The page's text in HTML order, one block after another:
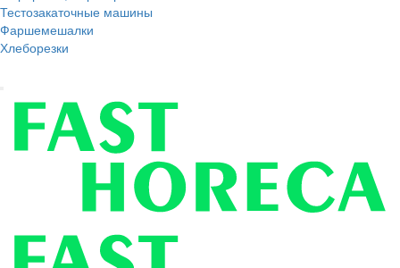
Тестозакаточные машины
Фаршемешалки
Хлеборезки